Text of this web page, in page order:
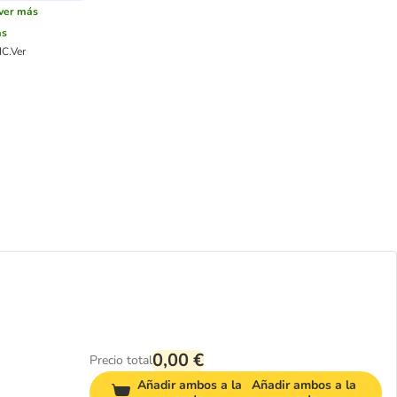
más
Ver
Precio total0,00 €
Añadir ambos a la
Añadir ambos a la